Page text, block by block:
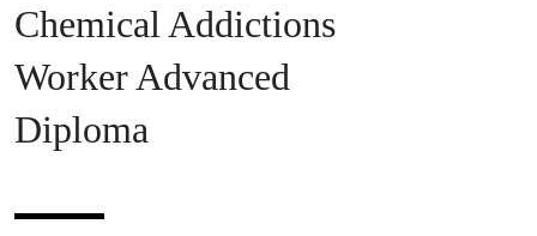
Chemical Addictions
Worker Advanced
Diploma